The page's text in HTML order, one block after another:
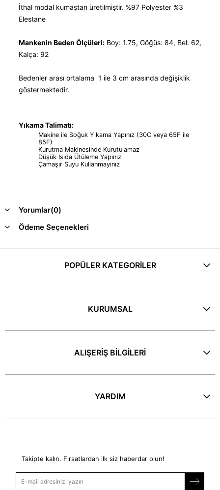
İthal modal kumaştan üretilmiştir. %97 Polyester %3
Elestane
Mankenin Beden Ölçüleri: Boy: 1.75, Göğüs: 84, Bel: 62,
Kalça: 92
Bedenler arası ortalama 1 ile 3 cm arasında değişiklik
göstermektedir.
Yıkama Talimatı:
Makine ile Soğuk Yıkama Yapınız (30C veya 65F ile
85F)
Kurutma Makinesinde Kurutulamaz
Düşük Isıda Ütüleme Yapınız
Çamaşır Suyu Kullanmayınız
Yorumlar(0)
Ödeme Seçenekleri
POPÜLER KATEGORİLER
KURUMSAL
ALIŞERİŞ BİLGİLERİ
YARDIM
Takipte kalın. Fırsatlardan ilk siz haberdar olun!